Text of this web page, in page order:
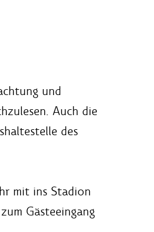
und
Auch die
des
mit ins Stadion
Gästeeingang